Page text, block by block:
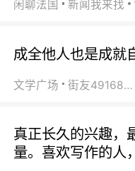
闲聊法国 新闻我来找
成全他人也是成就
文学广场 街友49168527
真正长久的兴趣，
量。喜欢写作的人